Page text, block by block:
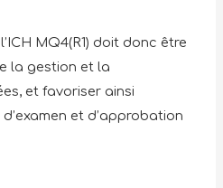
MQ4(R1) doit donc être
la gestion et la
et favoriser ainsi
et d’approbation